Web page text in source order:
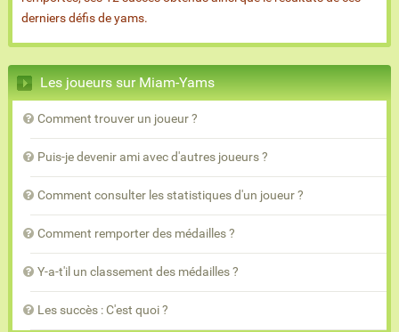
derniers défis de yams.
Les joueurs sur Miam-Yams
Comment trouver un joueur ?
Puis-je devenir ami avec d'autres joueurs ?
Comment consulter les statistiques d'un joueur ?
Comment remporter des médailles ?
Y-a-t'il un classement des médailles ?
Les succès : C'est quoi ?